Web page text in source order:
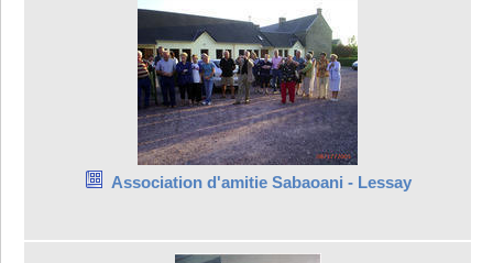
Association d'amitie Sabaoani - Lessay